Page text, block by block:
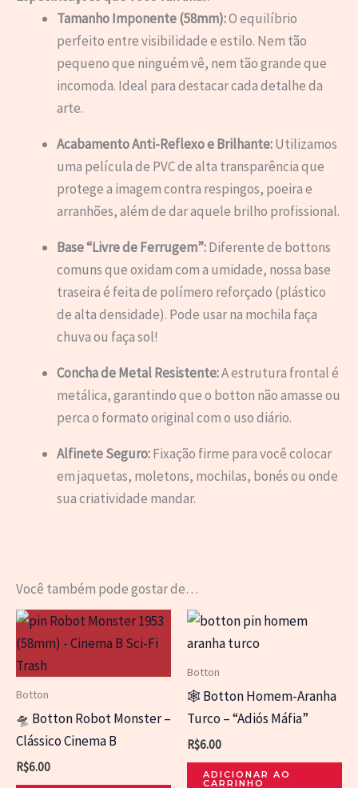
Tamanho Imponente (58mm):O equilíbrio
perfeito entre visibilidade e estilo. Nem tão
pequeno que ninguém vê, nem tão grande que
incomoda. Ideal para destacar cada detalhe da
arte.
Acabamento Anti-Reflexo e Brilhante:Utilizamos
uma película de PVC de alta transparência que
protege a imagem contra respingos, poeira e
arranhões, além de dar aquele brilho profissional.
Base “Livre de Ferrugem”:Diferente de bottons
comuns que oxidam com a umidade, nossa base
traseira é feita de polímero reforçado (plástico
de alta densidade). Pode usar na mochila faça
chuva ou faça sol!
Concha de Metal Resistente:A estrutura frontal é
metálica, garantindo que o botton não amasse ou
perca o formato original com o uso diário.
Alfinete Seguro:Fixação firme para você colocar
em jaquetas, moletons, mochilas, bonés ou onde
sua criatividade mandar.
Você também pode gostar de…
Botton
🛸 Botton Robot Monster –
Clássico Cinema B
R$6.00
Botton
🕸️ Botton Homem-Aranha
Turco – “Adiós Máfia”
R$6.00
ADICIONAR AO
CARRINHO